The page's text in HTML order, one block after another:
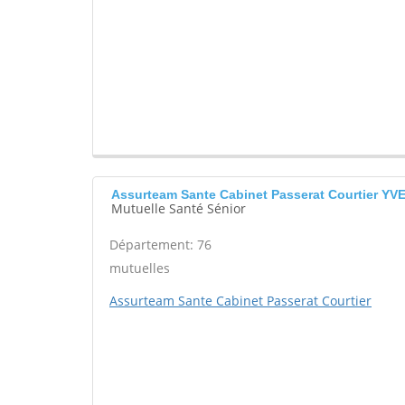
Assurteam Sante Cabinet Passerat Courtier
Mutuelle Santé Sénior
Département: 76
mutuelles
Assurteam Sante Cabinet Passerat Courtier